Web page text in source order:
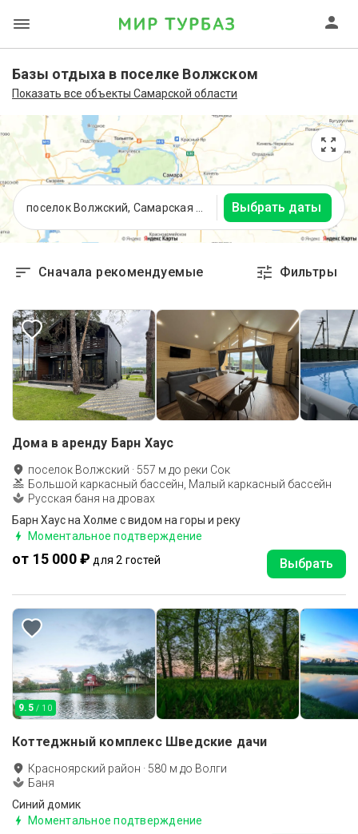
Базы отдыха в поселке Волжском
Показать все объекты Самарской области
Выбрать даты
Сначала рекомендуемые Фильтры
Дома в аренду Барн Хаус
поселок Волжский · 557 м до реки Сок
Большой каркасный бассейн, Малый каркасный бассейн
Русская баня на дровах
Барн Хаус на Холме с видом на горы и реку
Моментальное подтверждение
от 15 000 ₽ для 2 гостей Выбрать
9.5 / 10
Коттеджный комплекс Шведские дачи
Красноярский район · 580 м до Волги
Баня
Синий домик
Моментальное подтверждение